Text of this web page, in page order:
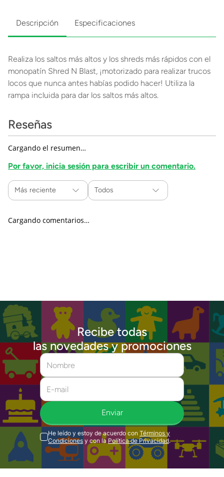
Descripción Especificaciones
Realiza los saltos más altos y los shreds más rápidos con el
monopatín Shred N Blast, ¡motorizado para realizar trucos
locos que nunca antes habías podido hacer! Utiliza la
rampa incluida para dar los saltos más altos.
Reseñas
Cargando el resumen…
Por favor, inicia sesión para escribir un comentario.
Más reciente Todos
Cargando comentarios…
Recibe todas
las novedades y promociones
Enviar
He leído y estoy de acuerdo con Términos y
Condiciones y con la Política de Privacidad.